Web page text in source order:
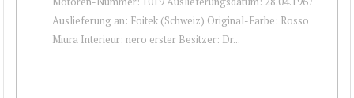
Auslieferung an: Foitek (Schweiz) Original-Farbe: Rosso
Miura Interieur: nero erster Besitzer: Dr...